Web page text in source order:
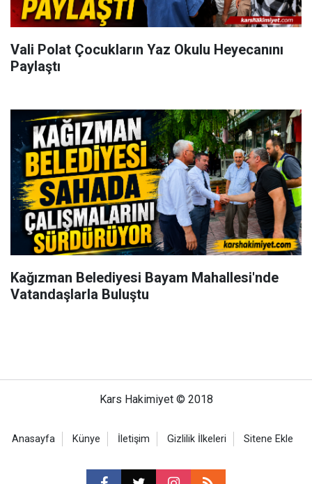
Vali Polat Çocukların Yaz Okulu Heyecanını
Paylaştı
Kağızman Belediyesi Bayam Mahallesi'nde
Vatandaşlarla Buluştu
Kars Hakimiyet © 2018
Anasayfa Künye İletişim Gizlilik İlkeleri Sitene Ekle